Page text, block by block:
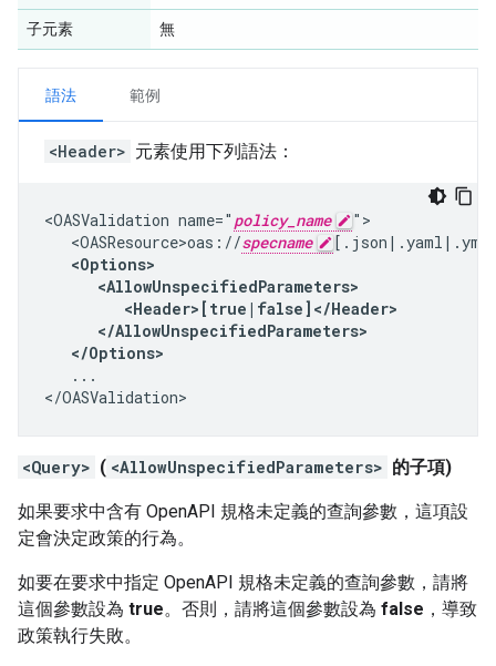
子元素 無
語法 範例
<Header> 元素使用下列語法：
<OASValidation name=" policy_name
">
   <OASResource>oas://
specname
<Options>
      <AllowUnspecifiedParameters>
         <Header>[true|false]</Header>
      </AllowUnspecifiedParameters>
   </Options>
   ...
</OASValidation>
<Query> ( <AllowUnspecifiedParameters> 的子項)
如果要求中含有 OpenAPI 規格未定義的查詢參數，這項設
定會決定政策的行為。
如要在要求中指定 OpenAPI 規格未定義的查詢參數，請將
這個參數設為 true。否則，請將這個參數設為 false ，導致
政策執行失敗。